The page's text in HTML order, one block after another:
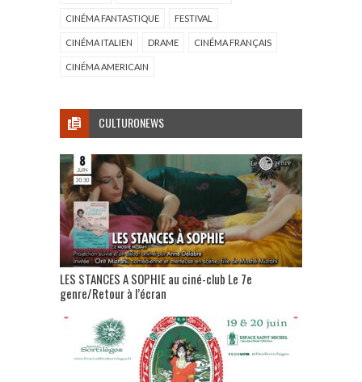
CINÉMA FANTASTIQUE FESTIVAL
CINÉMA ITALIEN DRAME CINÉMA FRANÇAIS
CINÉMA AMERICAIN
CULTURONEWS
LES STANCES A SOPHIE au ciné-club Le 7e
genre/Retour à l’écran